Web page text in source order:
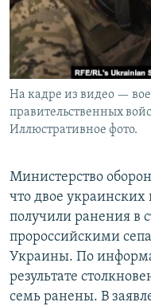
На кадре из видео —
правительственных
Иллюстративное фото.
Министерство
что двое
получили ранения в
пророссийскими
Украины. По
результате
семь ранены. В